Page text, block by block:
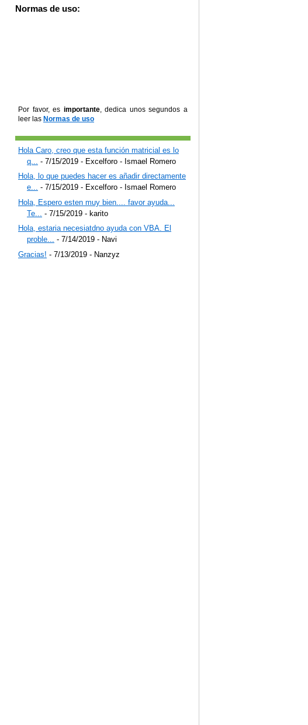
Normas de uso:
Por favor, es importante, dedica unos segundos a
leer las Normas de uso
Hola Caro, creo que esta función matricial es lo
q...
- 7/15/2019 - Excelforo - Ismael Romero
Hola, lo que puedes hacer es añadir directamente
e... - 7/15/2019 - Excelforo - Ismael Romero
Hola, Espero esten muy bien.... favor ayuda...
Te...
- 7/15/2019 - karito
Hola, estaria necesiatdno ayuda con VBA. El
proble... - 7/14/2019 - Navi
Gracias! - 7/13/2019 - Nanzyz